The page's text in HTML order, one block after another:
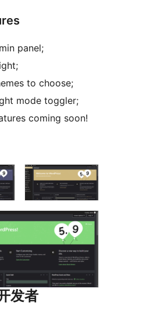
panel;
to choose;
mode toggler;
coming soon!
发者